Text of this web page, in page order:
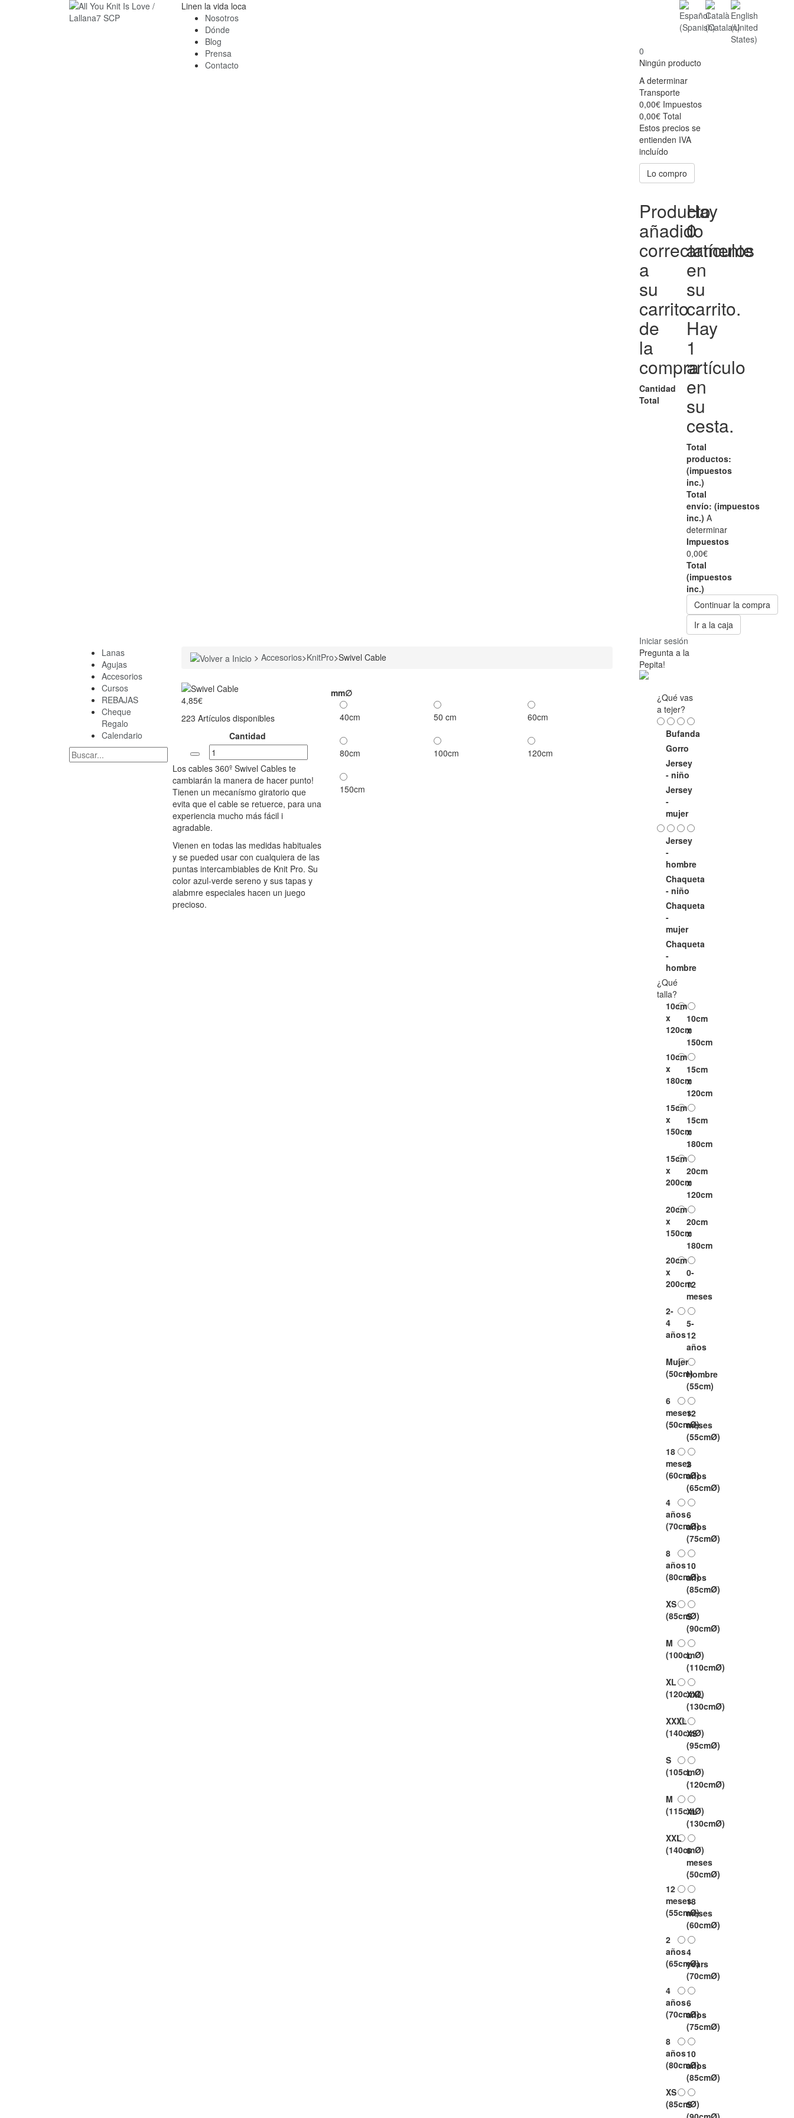
Linen la vida loca
Nosotros
Dónde
Blog
Prensa
Contacto
0
Ningún producto
A determinar
Transporte
0,00€ Impuestos
0,00€ Total
Estos precios se
entienden IVA
incluído
Lo compro
Producto
añadido
correctamente
a
su
carrito
de
la
compra
Cantidad
Total
Hay
0
artículos
en
su
carrito.
Hay
1
artículo
en
su
cesta.
Total
productos:
(impuestos
inc.)
Total
envío: (impuestos
inc.) A
determinar
Impuestos
0,00€
Total
(impuestos
inc.)
Continuar la compra
Ir a la caja
Iniciar sesión
Lanas
Agujas
Accesorios
Cursos
REBAJAS
Cheque
Regalo
Calendario
> Accesorios>KnitPro>Swivel Cable
4,85€
223 Artículos disponibles
Cantidad
Los cables 360º Swivel Cables te
cambiarán la manera de hacer punto!
Tienen un mecanísmo giratorio que
evita que el cable se retuerce, para una
experiencia mucho más fácil i
agradable.
Vienen en todas las medidas habituales
y se pueded usar con cualquiera de las
puntas intercambiables de Knit Pro. Su
color azul-verde sereno y sus tapas y
alabmre especiales hacen un juego
precioso.
mm∅
40cm 50 cm 60cm
80cm 100cm 120cm
150cm
Pregunta a la
Pepita!
¿Qué vas
a tejer?
Bufanda
Gorro
Jersey
- niño
Jersey
-
mujer
Jersey
-
hombre
Chaqueta
- niño
Chaqueta
-
mujer
Chaqueta
-
hombre
¿Qué
talla?
10cm
x
120cm
10cm
x
150cm
10cm
x
180cm
15cm
x
120cm
15cm
x
150cm
15cm
x
180cm
15cm
x
200cm
20cm
x
120cm
20cm
x
150cm
20cm
x
180cm
20cm
x
200cm
0-
12
meses
2-
4
años
5-
12
años
Mujer
(50cm)Hombre
(55cm)
6
meses
(50cmØ)
12
meses
(55cmØ)
18
meses
(60cmØ)
2
años
(65cmØ)
4
años
(70cmØ)
6
años
(75cmØ)
8
años
(80cmØ)
10
años
(85cmØ)
XS
(85cmØ)
S
(90cmØ)
M
(100cmØ)
L
(110cmØ)
XL
(120cmØ)
XXL
(130cmØ)
XXXL
(140cmØ)
XS
(95cmØ)
S
(105cmØ)
L
(120cmØ)
M
(115cmØ)
XL
(130cmØ)
XXL
(140cmØ)
6
meses
(50cmØ)
12
meses
(55cmØ)
18
meses
(60cmØ)
2
años
(65cmØ)
4
years
(70cmØ)
4
años
(70cmØ)
6
años
(75cmØ)
8
años
(80cmØ)
10
años
(85cmØ)
XS
(85cmØ)
S